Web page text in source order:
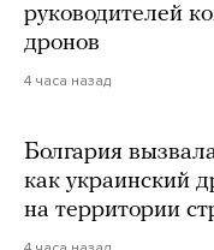
руководителей
дронов
4 часа назад
Болгария
как украинский
на территории